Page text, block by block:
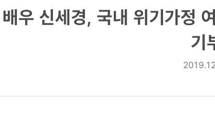
배우
위기가정
배우 신세경, 국내 위기가정
기